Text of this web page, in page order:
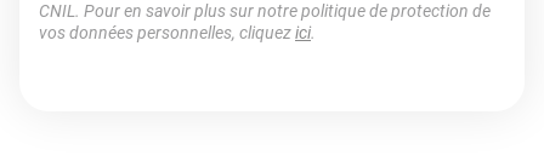
CNIL. Pour en savoir plus sur notre politique de protection de
vos données personnelles, cliquezici.